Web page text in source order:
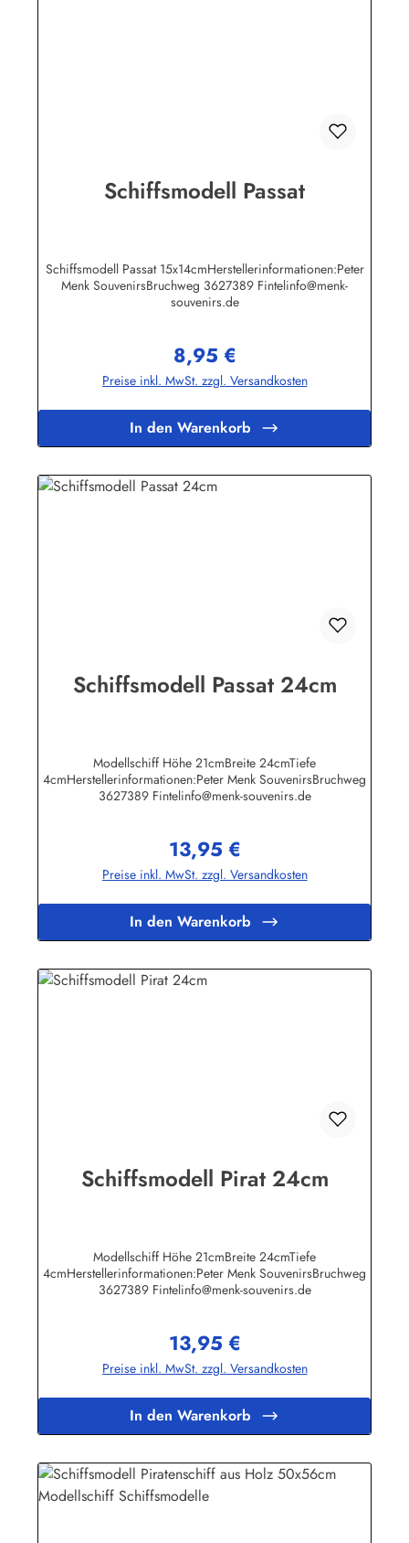
Schiffsmodell Passat
Schiffsmodell Passat 15x14cmHerstellerinformationen:Peter
Menk SouvenirsBruchweg 3627389 Fintelinfo@menk-
souvenirs.de
Regulärer Preis:
8,95 €
Preise inkl. MwSt. zzgl. Versandkosten
In den Warenkorb
Schiffsmodell Passat 24cm
Modellschiff Höhe 21cmBreite 24cmTiefe
4cmHerstellerinformationen:Peter Menk SouvenirsBruchweg
3627389 Fintelinfo@menk-souvenirs.de
Regulärer Preis:
13,95 €
Preise inkl. MwSt. zzgl. Versandkosten
In den Warenkorb
Schiffsmodell Pirat 24cm
Modellschiff Höhe 21cmBreite 24cmTiefe
4cmHerstellerinformationen:Peter Menk SouvenirsBruchweg
3627389 Fintelinfo@menk-souvenirs.de
Regulärer Preis:
13,95 €
Preise inkl. MwSt. zzgl. Versandkosten
In den Warenkorb